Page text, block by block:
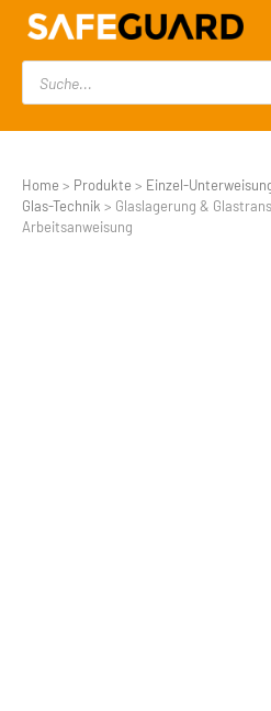
Home > Produkte > Einzel-
Glas-Technik > Glaslagerung &
Arbeitsanweisung